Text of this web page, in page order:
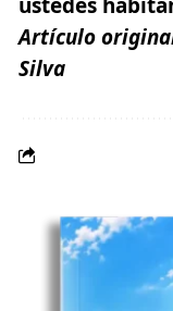
ustedes
Artículo
Silva